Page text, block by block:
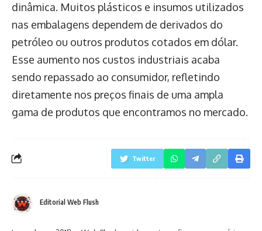
dinâmica. Muitos plásticos e insumos utilizados
nas embalagens dependem de derivados do
petróleo ou outros produtos cotados em dólar.
Esse aumento nos custos industriais acaba
sendo repassado ao consumidor, refletindo
diretamente nos preços finais de uma ampla
gama de produtos que encontramos no mercado.
Twitter
Editorial Web Flush